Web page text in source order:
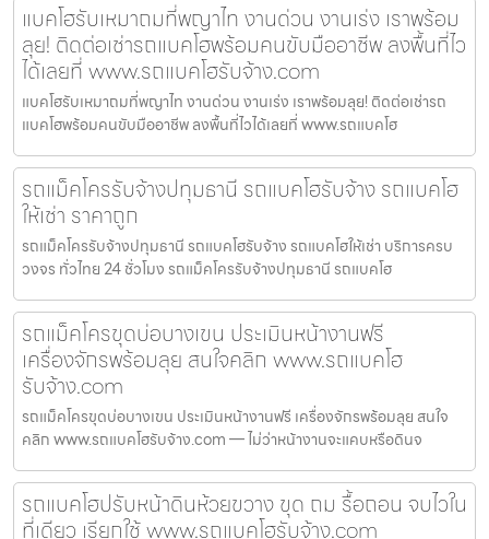
แบคโฮรับเหมาถมที่พญาไท งานด่วน งานเร่ง เราพร้อม
ลุย! ติดต่อเช่ารถแบคโฮพร้อมคนขับมืออาชีพ ลงพื้นที่ไว
ได้เลยที่ www.รถแบคโฮรับจ้าง.com
แบคโฮรับเหมาถมที่พญาไท งานด่วน งานเร่ง เราพร้อมลุย! ติดต่อเช่ารถ
แบคโฮพร้อมคนขับมืออาชีพ ลงพื้นที่ไวได้เลยที่ www.รถแบคโฮ
รถแม็คโครรับจ้างปทุมธานี รถแบคโฮรับจ้าง รถแบคโฮ
ให้เช่า ราคาถูก
รถแม็คโครรับจ้างปทุมธานี รถแบคโฮรับจ้าง รถแบคโฮให้เช่า บริการครบ
วงจร ทั่วไทย 24 ชั่วโมง รถแม็คโครรับจ้างปทุมธานี รถแบคโฮ
รถแม็คโครขุดบ่อบางเขน ประเมินหน้างานฟรี
เครื่องจักรพร้อมลุย สนใจคลิก www.รถแบคโฮ
รับจ้าง.com
รถแม็คโครขุดบ่อบางเขน ประเมินหน้างานฟรี เครื่องจักรพร้อมลุย สนใจ
คลิก www.รถแบคโฮรับจ้าง.com — ไม่ว่าหน้างานจะแคบหรือดินจ
รถแบคโฮปรับหน้าดินห้วยขวาง ขุด ถม รื้อถอน จบไวใน
ที่เดียว เรียกใช้ www.รถแบคโฮรับจ้าง.com